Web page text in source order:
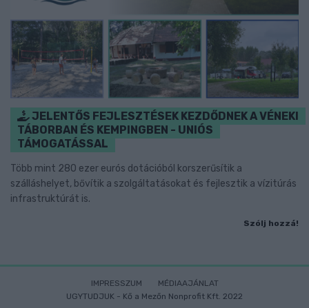
JELENTŐS FEJLESZTÉSEK KEZDŐDNEK A VÉNEKI
TÁBORBAN ÉS KEMPINGBEN - UNIÓS
TÁMOGATÁSSAL
Több mint 280 ezer eurós dotációból korszerűsítik a
szálláshelyet, bővítik a szolgáltatásokat és fejlesztik a vízitúrás
infrastruktúrát is.
Szólj hozzá!
IMPRESSZUM
MÉDIAAJÁNLAT
UGYTUDJUK - Kő a Mezőn Nonprofit Kft. 2022